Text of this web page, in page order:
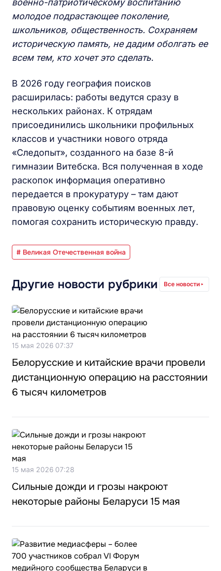
военно-патриотическому воспитанию
молодое подрастающее поколение,
школьников, общественность. Сохраняем
историческую память, не дадим оболгать ее
всем тем, кто хочет это сделать.
В 2026 году география поисков
расширилась: работы ведутся сразу в
нескольких районах. К отрядам
присоединились школьники профильных
классов и участники нового отряда
«Следопыт», созданного на базе 8-й
гимназии Витебска. Вся полученная в ходе
раскопок информация оперативно
передается в прокуратуру – там дают
правовую оценку событиям военных лет,
помогая сохранить историческую правду.
# Великая Отечественная война
Другие новости рубрики Все новости
15 мая 2026 07:37
Белорусские и китайские врачи провели
дистанционную операцию на расстоянии
6 тысяч километров
15 мая 2026 07:28
Сильные дожди и грозы накроют
некоторые районы Беларуси 15 мая